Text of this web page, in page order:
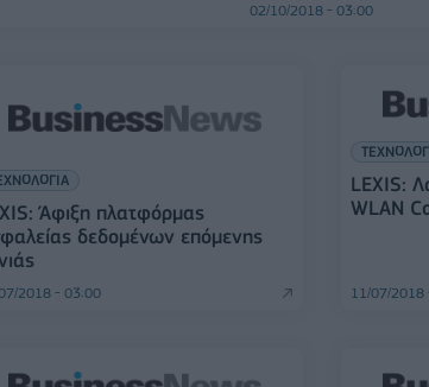
02/10/2018 - 03:00
Άφιξη πλατφόρμας
δεδομένων επόμενης
2018 - 03:00
LEXIS:
WLAN
11/07/2018